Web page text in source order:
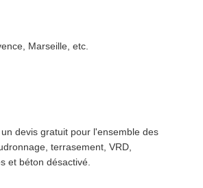
Marseille, etc.
devis gratuit pour l'ensemble des
terrasement, VRD,
et béton désactivé.